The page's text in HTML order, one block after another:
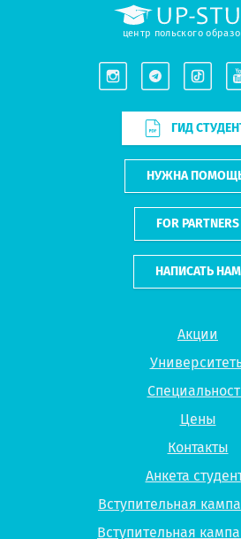
Акции
Цены
Контакты
Анкета
Вступительная
Вступительная
центр польского
ГИД
НУЖНА
FOR PARTNERS
НАПИСАТЬ НАМ